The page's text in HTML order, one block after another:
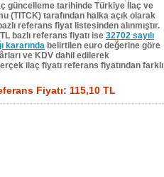
güncelleme tarihinde Türkiye İlaç ve
(TITCK) tarafından halka açık olarak
referans fiyat listesinden alınmıştır.
bazlı referans fiyatı ise 32702 sayılı
kararında belirtilen euro değerine göre
ve KDV dahil edilerek
ilaç fiyatı referans fiyatından farklı
Fiyatı: 115,10 TL